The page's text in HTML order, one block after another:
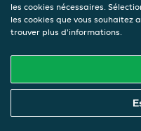
les cookies nécessaires.
les cookies que vous souhaitez
trouver plus d'informations.